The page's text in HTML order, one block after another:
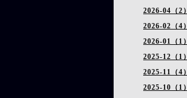
2026-04（2）
2026-02（4）
2026-01（1）
2025-12（1）
2025-11（4）
2025-10（1）